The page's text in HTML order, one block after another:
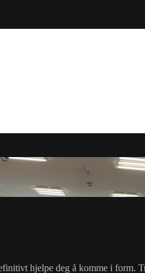
hjelpe deg å komme i form.